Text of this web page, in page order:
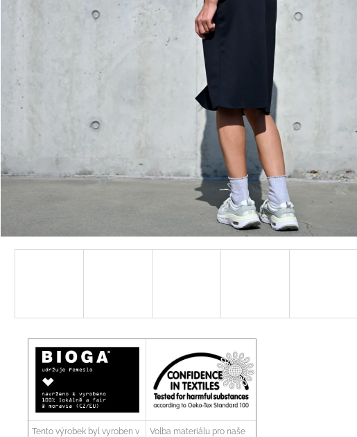
Tento výrobek byl vyroben v
Volba materiálu pro naše